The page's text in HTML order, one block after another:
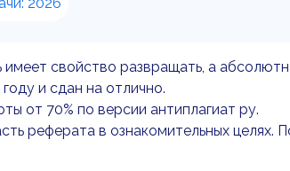
имеет свойство развращать, а
и сдан на отлично.
от 70% по версии антиплагиат ру.
реферата в ознакомительных целях.